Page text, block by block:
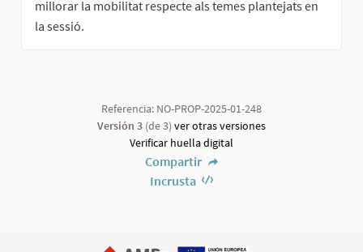
millorar la mobilitat respecte als temes plantejats en
la sessió.
Referencia: NO-PROP-2025-01-248
Versión 3 (de 3) ver otras versiones
Verificar huella digital
Compartir
Incrusta